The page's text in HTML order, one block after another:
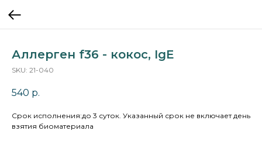
Аллерген f36 - кокос, IgE
SKU: 21-040
540 р.
Cрок исполнения:до 3 суток. Указанный срок не включает день
взятия биоматериала